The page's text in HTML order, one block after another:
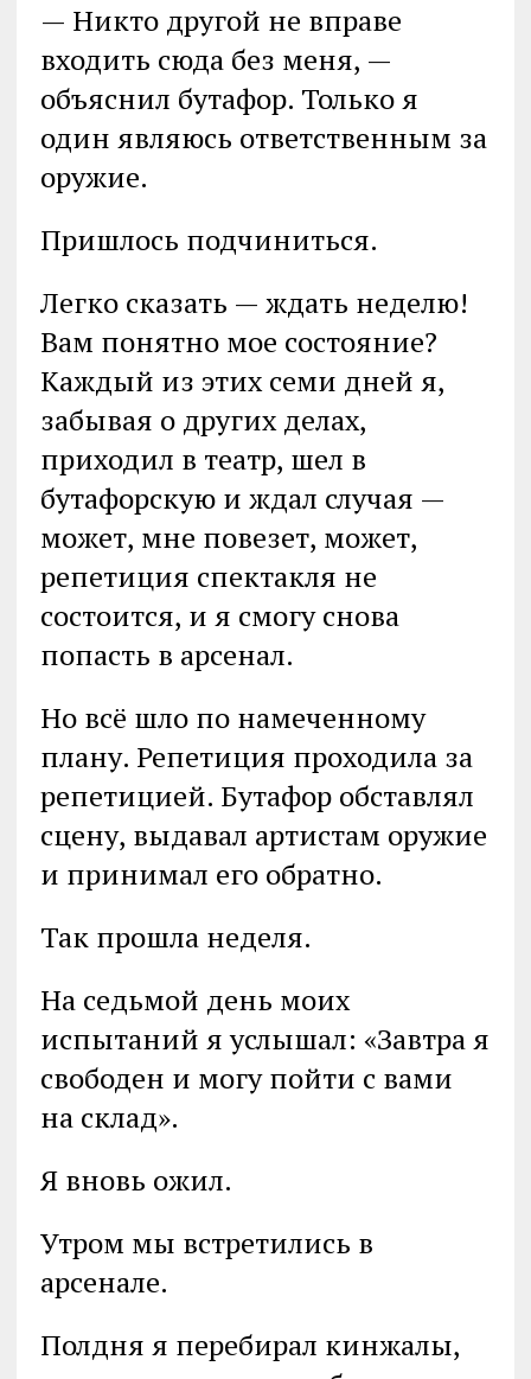
— Никто другой не вправе
входить сюда без меня, —
объяснил бутафор. Только я
один являюсь ответственным за
оружие.
Пришлось подчиниться.
Легко сказать — ждать неделю!
Вам понятно мое состояние?
Каждый из этих семи дней я,
забывая о других делах,
приходил в театр, шел в
бутафорскую и ждал случая —
может, мне повезет, может,
репетиция спектакля не
состоится, и я смогу снова
попасть в арсенал.
Но всё шло по намеченному
плану. Репетиция проходила за
репетицией. Бутафор обставлял
сцену, выдавал артистам оружие
и принимал его обратно.
Так прошла неделя.
На седьмой день моих
испытаний я услышал: «Завтра я
свободен и могу пойти с вами
на склад».
Я вновь ожил.
Утром мы встретились в
арсенале.
Полдня я перебирал кинжалы,